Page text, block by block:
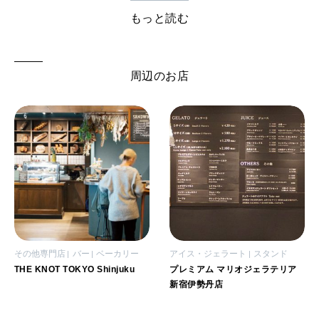
もっと読む
周辺のお店
その他専門店 バー ベーカリー
THE KNOT TOKYO Shinjuku
アイス・ジェラート スタンド
プレミアム マリオジェラテリア
新宿伊勢丹店